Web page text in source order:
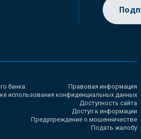
банка.
Правовая информация
использования конфиденциальных данных
Доступность сайта
Доступ к информации
Предупреждение о мошенничестве
Подать жалобу